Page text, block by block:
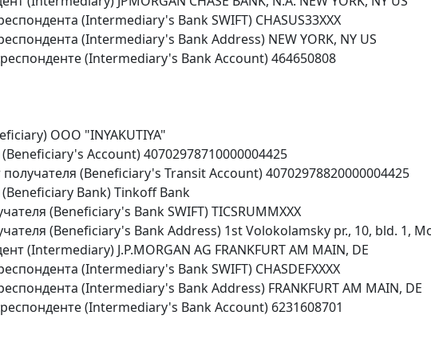
(Intermediary's Bank SWIFT) CHASUS33XXX
(Intermediary's Bank Address) NEW YORK, NY US
(Intermediary's Bank Account) 464650808
OOO "INYAKUTIYA"
Account) 40702978710000004425
(Beneficiary's Transit Account) 40702978820000004425
Bank) Tinkoff Bank
(Beneficiary's Bank SWIFT) TICSRUMMXXX
(Beneficiary's Bank Address) 1st Volokolamsky pr., 10, bld. 1,
(Intermediary) J.P.MORGAN AG FRANKFURT AM MAIN, DE
(Intermediary's Bank SWIFT) CHASDEFXXXX
(Intermediary's Bank Address) FRANKFURT AM MAIN, DE
(Intermediary's Bank Account) 6231608701